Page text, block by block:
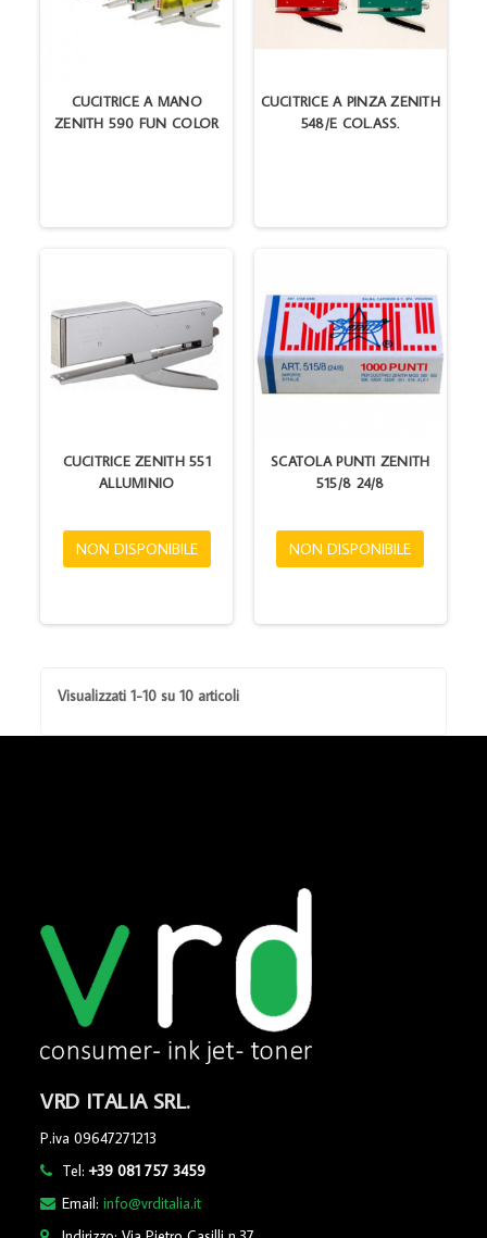
CUCITRICE A MANO
ZENITH 590 FUN COLOR
CUCITRICE A PINZA ZENITH
548/E COL.ASS.
CUCITRICE ZENITH 551
ALLUMINIO
NON DISPONIBILE
SCATOLA PUNTI ZENITH
515/8 24/8
NON DISPONIBILE
Visualizzati 1-10 su 10 articoli
VRD ITALIA SRL.
P.iva 09647271213
Tel:+39 081 757 3459
Email:info@vrditalia.it